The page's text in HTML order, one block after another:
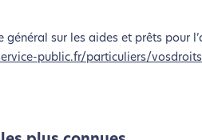
général sur les aides et prêts pour
public.fr/particuliers/